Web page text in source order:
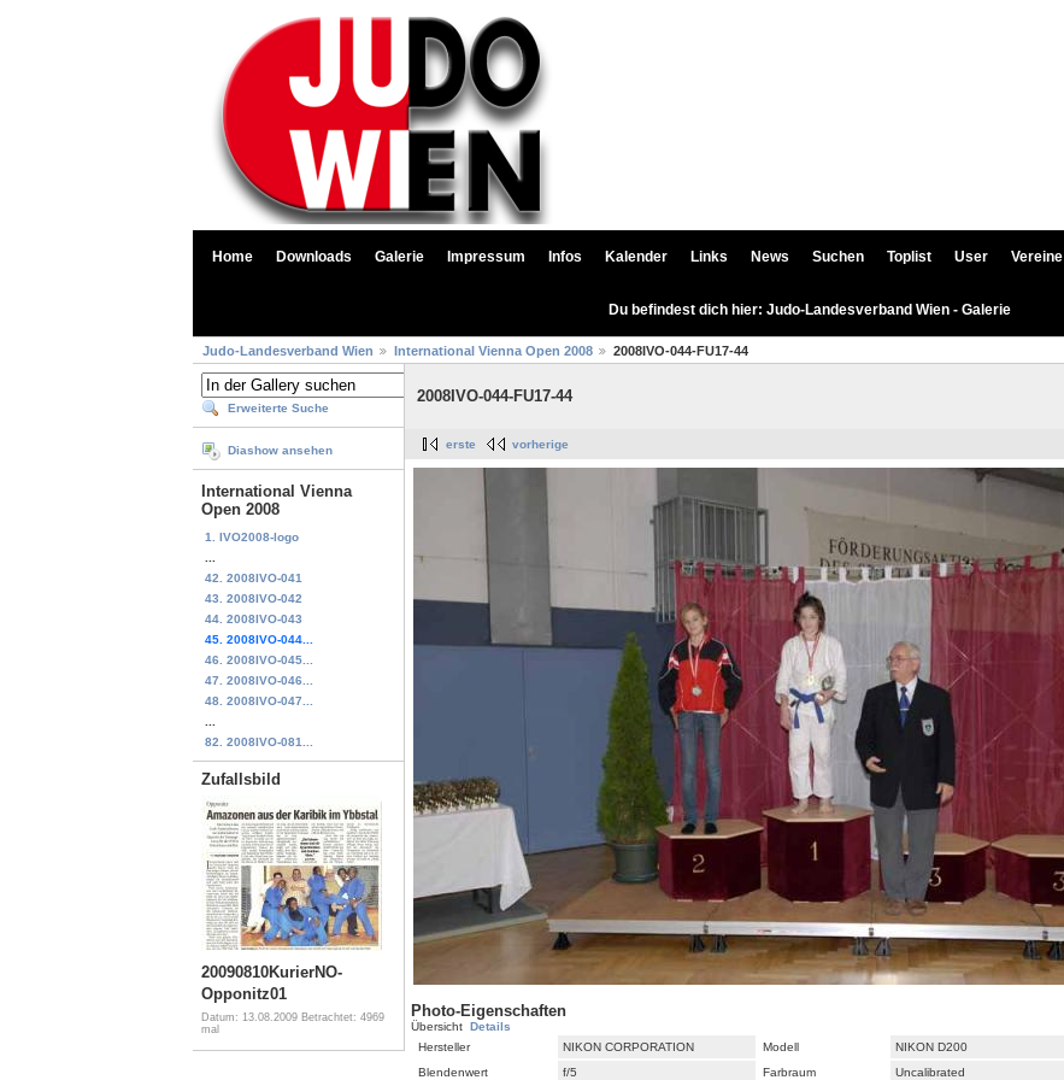
Home Downloads Galerie Impressum Infos Kalender Links News Suchen Toplist User Vereine
Du befindest dich hier: Judo-Landesverband Wien - Galerie
Judo-Landesverband Wien International Vienna Open 2008 2008IVO-044-FU17-44
Erweiterte Suche
Diashow ansehen
International Vienna
Open 2008
1. IVO2008-logo
42. 2008IVO-041
43. 2008IVO-042
44. 2008IVO-043
45. 2008IVO-044...
46. 2008IVO-045...
47. 2008IVO-046...
48. 2008IVO-047...
82. 2008IVO-081...
Zufallsbild
20090810KurierNO-
Opponitz01
Datum: 13.08.2009 Betrachtet: 4969
mal
2008IVO-044-FU17-44
erste vorherige
Photo-Eigenschaften
Übersicht Details
Hersteller
NIKON CORPORATION Modell
NIKON D200
Blendenwert
f/5 Farbraum Uncalibrated